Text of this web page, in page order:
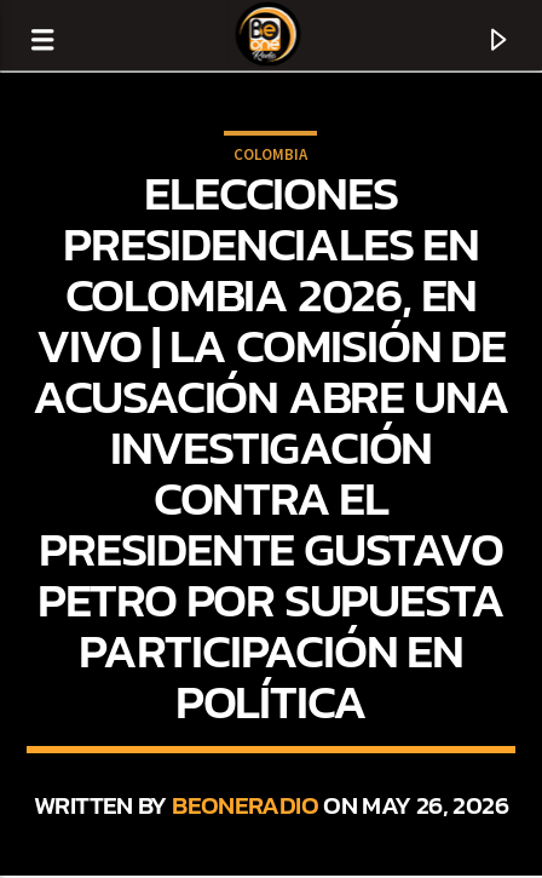
CURRENT TRACK
CURRENT SHOW
FREE STYLE
9:00 PM
COLOMBIA
ELECCIONES
PRESIDENCIALES EN
COLOMBIA 2026, EN
VIVO | LA COMISIÓN DE
ACUSACIÓN ABRE UNA
INVESTIGACIÓN
CONTRA EL
PRESIDENTE GUSTAVO
PETRO POR SUPUESTA
PARTICIPACIÓN EN
POLÍTICA
WRITTEN BYBEONERADIOON MAY 26, 2026